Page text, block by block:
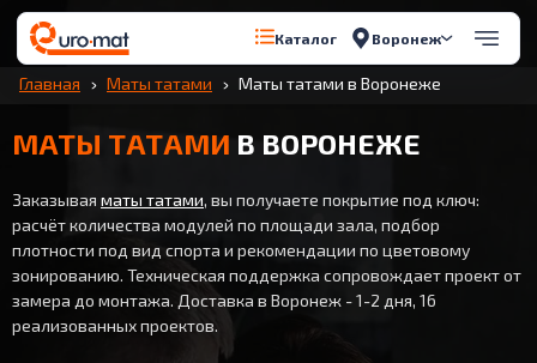
Каталог Воронеж
Главная Маты татами Маты татами в Воронеже
МАТЫ ТАТАМИ В ВОРОНЕЖЕ
Заказывая маты татами, вы получаете покрытие под ключ:
расчёт количества модулей по площади зала, подбор
плотности под вид спорта и рекомендации по цветовому
зонированию. Техническая поддержка сопровождает проект от
замера до монтажа. Доставка в Воронеж - 1-2 дня, 16
реализованных проектов.